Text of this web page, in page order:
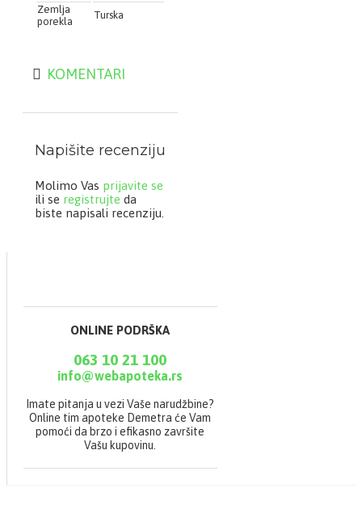
2x1 supena kašika
dnevno
Zemlja
porekla
Turska
KOMENTARI
Napišite recenziju
Molimo Vas prijavite se
ili se registrujte da
biste napisali recenziju.
ONLINE PODRŠKA
063 10 21 100
info@webapoteka.rs
Imate pitanja u vezi Vaše narudžbine?
Online tim apoteke Demetra će Vam
pomoći da brzo i efikasno završite
Vašu kupovinu.